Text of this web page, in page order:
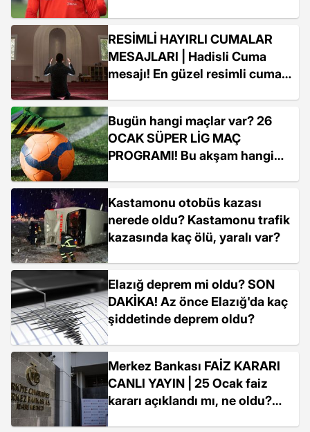
RESİMLİ HAYIRLI CUMALAR
MESAJLARI | Hadisli Cuma
mesajı! En güzel resimli cuma
Bugün hangi maçlar var? 26
OCAK SÜPER LİG MAÇ
PROGRAMI! Bu akşam hangi
Kastamonu otobüs kazası
nerede oldu? Kastamonu trafik
kazasında kaç ölü, yaralı var?
Elazığ deprem mi oldu? SON
DAKİKA! Az önce Elazığ'da kaç
şiddetinde deprem oldu?
Merkez Bankası FAİZ KARARI
CANLI YAYIN | 25 Ocak faiz
kararı açıklandı mı, ne oldu?